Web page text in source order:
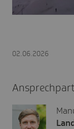
02.06.2026